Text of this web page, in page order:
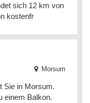
sich 12 km von
kostenfr
Morsum
Sie in Morsum.
einem Balkon.